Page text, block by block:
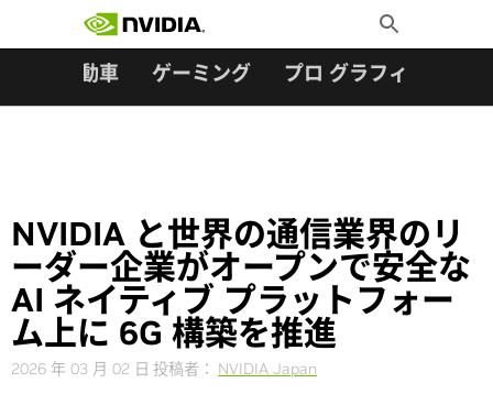
Toggle
Search
自動車 ゲーミング プロ グラフィックス
NVIDIA と世界の通信業界のリ
ーダー企業がオープンで安全な
AI ネイティブ プラットフォー
ム上に 6G 構築を推進
2026 年 03 月 02 日 投稿者： NVIDIA Japan